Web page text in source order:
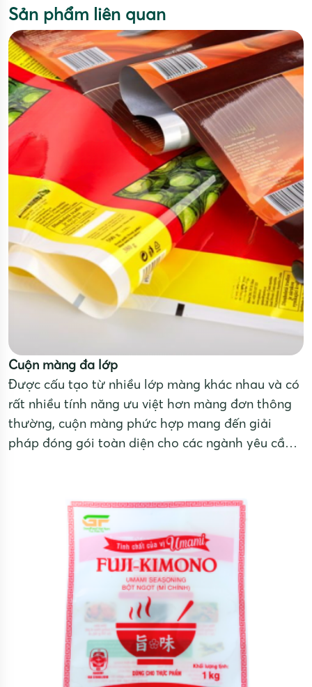
Sản phẩm liên quan
Cuộn màng đa lớp
Được cấu tạo từ nhiều lớp màng khác nhau và có
rất nhiều tính năng ưu việt hơn màng đơn thông
thường, cuộn màng phức hợp mang đến giải
pháp đóng gói toàn diện cho các ngành yêu cầu